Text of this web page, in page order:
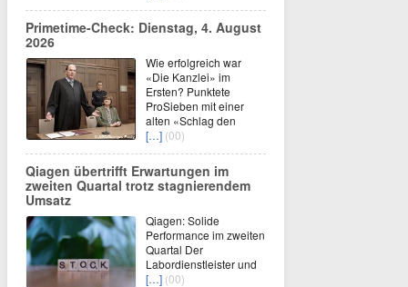
Primetime-Check: Dienstag, 4. August
2026
Wie erfolgreich war
«Die Kanzlei» im
Ersten? Punktete
ProSieben mit einer
alten «Schlag den
[…] (00)
Qiagen übertrifft Erwartungen im
zweiten Quartal trotz stagnierendem
Umsatz
Qiagen: Solide
Performance im zweiten
Quartal Der
Labordienstleister und
[…] (00)